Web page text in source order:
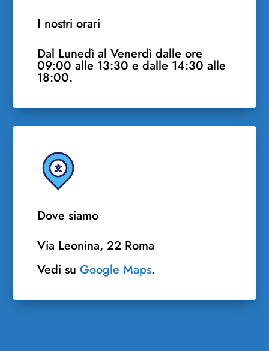
I nostri orari
Dal Lunedì al Venerdì dalle ore
09:00 alle 13:30 e dalle 14:30 alle
18:00.
Dove siamo
Via Leonina, 22 Roma
Vedi suGoogle Maps.